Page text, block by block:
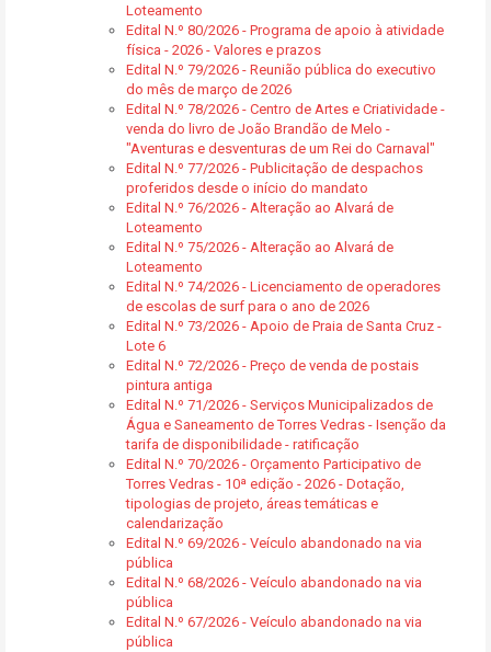
Loteamento
Edital N.º 80/2026 - Programa de apoio à atividade
física - 2026 - Valores e prazos
Edital N.º 79/2026 - Reunião pública do executivo
do mês de março de 2026
Edital N.º 78/2026 - Centro de Artes e Criatividade -
venda do livro de João Brandão de Melo -
"Aventuras e desventuras de um Rei do Carnaval"
Edital N.º 77/2026 - Publicitação de despachos
proferidos desde o início do mandato
Edital N.º 76/2026 - Alteração ao Alvará de
Loteamento
Edital N.º 75/2026 - Alteração ao Alvará de
Loteamento
Edital N.º 74/2026 - Licenciamento de operadores
de escolas de surf para o ano de 2026
Edital N.º 73/2026 - Apoio de Praia de Santa Cruz -
Lote 6
Edital N.º 72/2026 - Preço de venda de postais
pintura antiga
Edital N.º 71/2026 - Serviços Municipalizados de
Água e Saneamento de Torres Vedras - Isenção da
tarifa de disponibilidade - ratificação
Edital N.º 70/2026 - Orçamento Participativo de
Torres Vedras - 10ª edição - 2026 - Dotação,
tipologias de projeto, áreas temáticas e
calendarização
Edital N.º 69/2026 - Veículo abandonado na via
pública
Edital N.º 68/2026 - Veículo abandonado na via
pública
Edital N.º 67/2026 - Veículo abandonado na via
pública